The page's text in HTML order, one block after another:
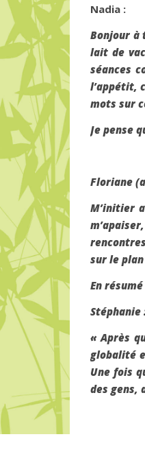
Nadia :
Bonjour à
lait de
séances
l’appétit,
mots sur
Je pense
Floriane
M’initier
sur le
En
Stéphanie
« Après
globalité
Une fois
des gens,